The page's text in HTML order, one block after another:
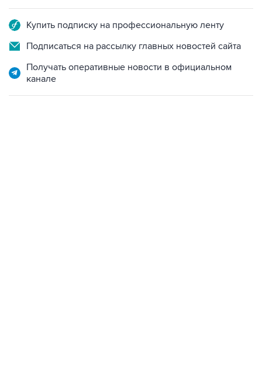
Купить подписку на профессиональную ленту
Подписаться на рассылку главных новостей сайта
Получать оперативные новости в официальном
канале